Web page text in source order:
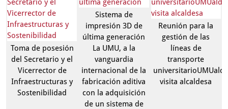
Toma de posesión
del Secretario y el
Vicerrector de
Infraestructuras y
Sostenibilidad
Sistema de
impresión 3D de
última generación
La UMU, a la
vanguardia
internacional de la
fabricación aditiva
con la adquisición
de un sistema de
Reunión para la
gestión de las
líneas de
transporte
visita alcaldesa